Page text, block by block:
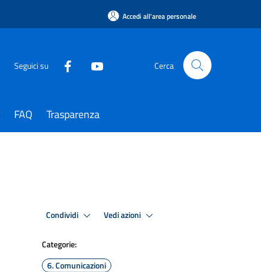
Accedi all'area personale
Seguici su Cerca
FAQ Trasparenza
Condividi Vedi azioni
Categorie:
6. Comunicazioni